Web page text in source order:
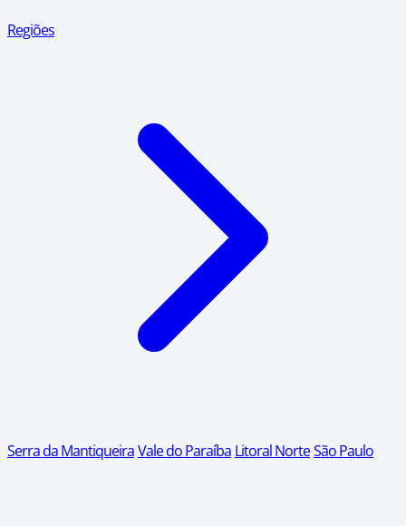
Regiões
Serra da MantiqueiraVale do Paraíba Litoral NorteSão Paulo